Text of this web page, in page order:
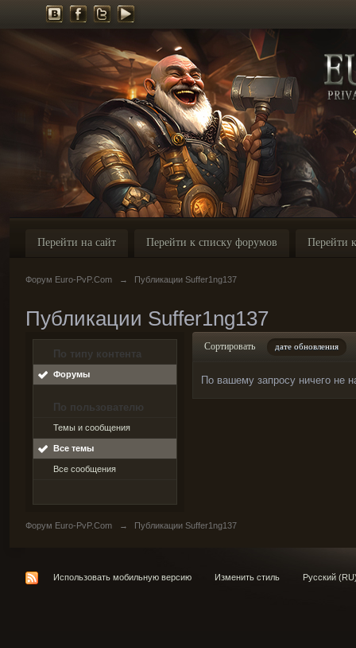
Перейти на сайт Перейти к списку форумов Перейти
Форум Euro-PvP.Com → Публикации Suffer1ng137
Публикации Suffer1ng137
По типу контента
Форумы
По пользователю
Темы и сообщения
Все темы
Все сообщения
Сортировать дате обновления
По вашему запросу ничего не
Форум Euro-PvP.Com → Публикации Suffer1ng137
Использовать мобильную версию Изменить стиль Русский